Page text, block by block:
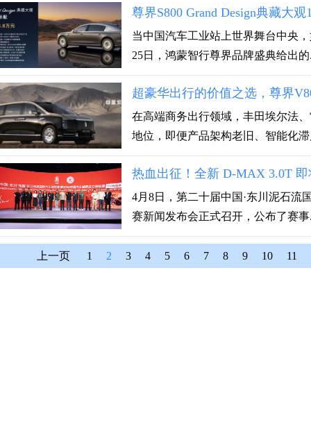
尊界S800 Grand Design典藏大
当中国汽车工业站上世界舞台中央
25日，鸿蒙智行尊界品牌盛典给出的
超豪华出行的价值之选，尊界
在高端商务出行领域，丰田埃尔法
地位，即便产品架构老旧、智能化
热血出征！全新 D-MAX 3.0T
4月8日，第二十届中国·东川泥石流
赛新闻发布会正式召开，公布了赛事
上一页 1 2 3 4 5 6 7 8 9 10 11